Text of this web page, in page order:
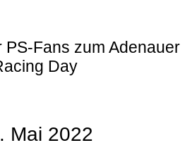
PS-Fans zum Adenauer
Day
Mai 2022